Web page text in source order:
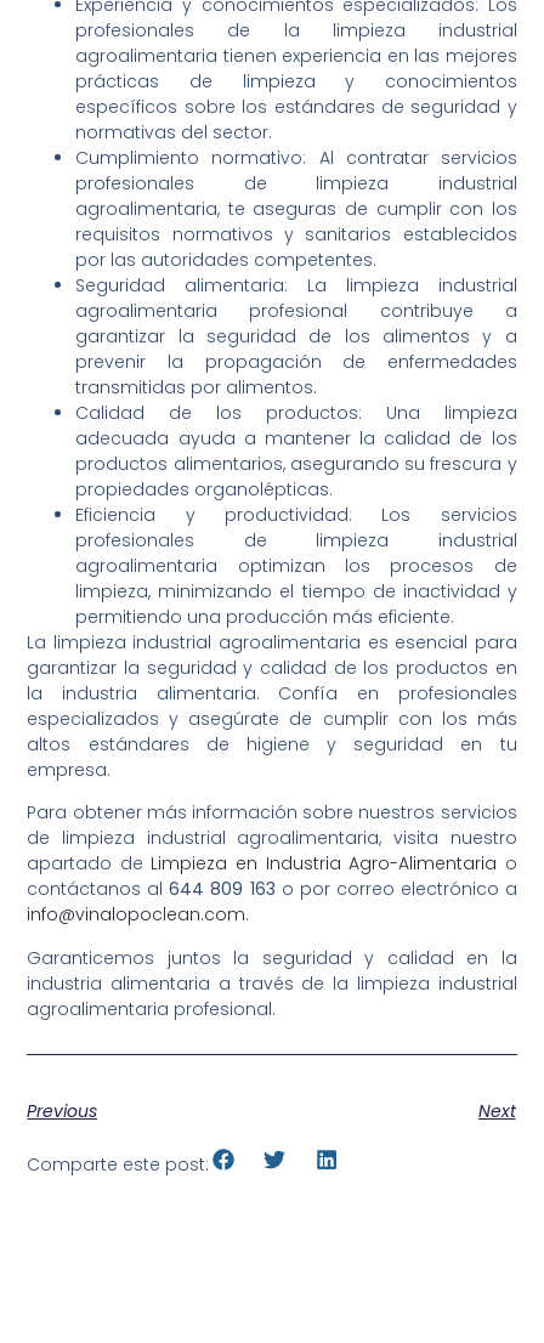
profesionales de la limpieza industrial
agroalimentaria tienen experiencia en las mejores
prácticas de limpieza y conocimientos
específicos sobre los estándares de seguridad y
normativas del sector.
Cumplimiento normativo: Al contratar servicios
profesionales de limpieza industrial
agroalimentaria, te aseguras de cumplir con los
requisitos normativos y sanitarios establecidos
por las autoridades competentes.
Seguridad alimentaria: La limpieza industrial
agroalimentaria profesional contribuye a
garantizar la seguridad de los alimentos y a
prevenir la propagación de enfermedades
transmitidas por alimentos.
Calidad de los productos: Una limpieza
adecuada ayuda a mantener la calidad de los
productos alimentarios, asegurando su frescura y
propiedades organolépticas.
Eficiencia y productividad: Los servicios
profesionales de limpieza industrial
agroalimentaria optimizan los procesos de
limpieza, minimizando el tiempo de inactividad y
permitiendo una producción más eficiente.
La limpieza industrial agroalimentaria es esencial para
garantizar la seguridad y calidad de los productos en
la industria alimentaria. Confía en profesionales
especializados y asegúrate de cumplir con los más
altos estándares de higiene y seguridad en tu
empresa.
Para obtener más información sobre nuestros servicios
de limpieza industrial agroalimentaria, visita nuestro
apartado de Limpieza en Industria Agro-Alimentaria o
contáctanos al644 809 163 o por correo electrónico a
info@vinalopoclean.com.
Garanticemos juntos la seguridad y calidad en la
industria alimentaria a través de la limpieza industrial
agroalimentaria profesional.
Previous Next
Comparte este post: